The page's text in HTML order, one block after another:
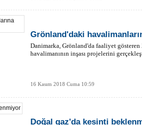
Grönland'daki
Danimarka, Grönland'da faaliyet
havalimanının inşası projelerini
16 Kasım 2018 Cuma 10:59
Doğal gaz'da kesinti